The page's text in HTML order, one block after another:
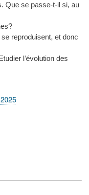
Que se passe-t-il si, au
reproduisent, et donc
l’évolution des